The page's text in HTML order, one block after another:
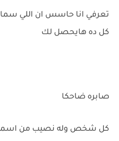
تعرفي انا حاسس ان اللي
كل ده هايحصل لك
صابره ضاحكا
كل شخص وله نصيب من